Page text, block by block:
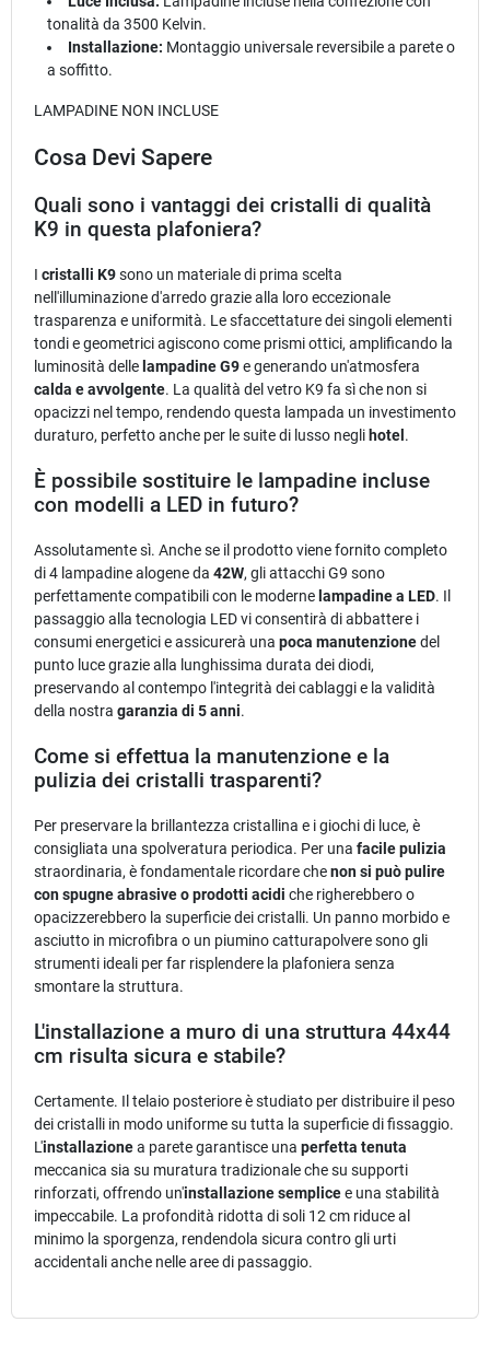
tonalità da 3500 Kelvin.
Installazione: Montaggio universale reversibile a parete o
a soffitto.
LAMPADINE NON INCLUSE
Cosa Devi Sapere
Quali sono i vantaggi dei cristalli di qualità
K9 in questa plafoniera?
I cristalli K9sono un materiale di prima scelta
nell'illuminazione d'arredo grazie alla loro eccezionale
trasparenza e uniformità. Le sfaccettature dei singoli elementi
tondi e geometrici agiscono come prismi ottici, amplificando la
luminosità delle lampadine G9e generando un'atmosfera
calda e avvolgente. La qualità del vetro K9 fa sì che non si
opacizzi nel tempo, rendendo questa lampada un investimento
duraturo, perfetto anche per le suite di lusso negli hotel .
È possibile sostituire le lampadine incluse
con modelli a LED in futuro?
Assolutamente sì. Anche se il prodotto viene fornito completo
di 4 lampadine alogene da 42W, gli attacchi G9 sono
perfettamente compatibili con le moderne lampadine a LED. Il
passaggio alla tecnologia LED vi consentirà di abbattere i
consumi energetici e assicurerà una poca manutenzionedel
punto luce grazie alla lunghissima durata dei diodi,
preservando al contempo l'integrità dei cablaggi e la validità
della nostra garanzia di 5 anni.
Come si effettua la manutenzione e la
pulizia dei cristalli trasparenti?
Per preservare la brillantezza cristallina e i giochi di luce, è
consigliata una spolveratura periodica. Per una facile pulizia
straordinaria, è fondamentale ricordare chenon si può pulire
con spugne abrasive o prodotti acidi che righerebbero o
opacizzerebbero la superficie dei cristalli. Un panno morbido e
asciutto in microfibra o un piumino catturapolvere sono gli
strumenti ideali per far risplendere la plafoniera senza
smontare la struttura.
L'installazione a muro di una struttura 44x44
cm risulta sicura e stabile?
Certamente. Il telaio posteriore è studiato per distribuire il peso
dei cristalli in modo uniforme su tutta la superficie di fissaggio.
L'installazionea parete garantisce una perfetta tenuta
meccanica sia su muratura tradizionale che su supporti
rinforzati, offrendo un'installazione semplicee una stabilità
impeccabile. La profondità ridotta di soli 12 cm riduce al
minimo la sporgenza, rendendola sicura contro gli urti
accidentali anche nelle aree di passaggio.